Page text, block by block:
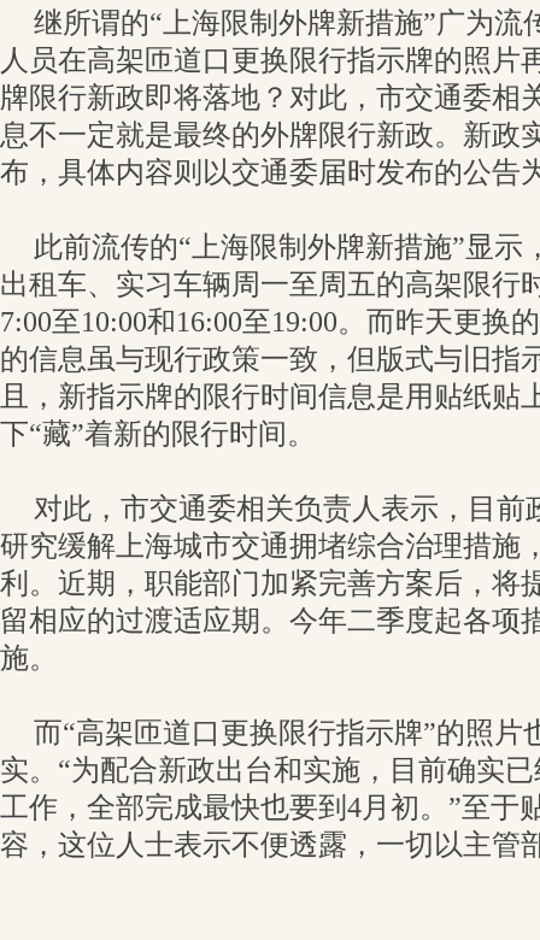
继所谓的“上海限制外牌新措施”广为流
人员在高架匝道口更换限行指示牌的照片
牌限行新政即将落地？对此，市交通委相
息不一定就是最终的外牌限行新政。新政
布，具体内容则以交通委届时发布的公告
此前流传的“上海限制外牌新措施”显示
出租车、实习车辆周一至周五的高架限行
7:00至10:00和16:00至19:00。而昨天更换
的信息虽与现行政策一致，但版式与旧指
且，新指示牌的限行时间信息是用贴纸贴
下“藏”着新的限行时间。
对此，市交通委相关负责人表示，目前
研究缓解上海城市交通拥堵综合治理措施
利。近期，职能部门加紧完善方案后，将
留相应的过渡适应期。今年二季度起各项
施。
而“高架匝道口更换限行指示牌”的照片
实。“为配合新政出台和实施，目前确实
工作，全部完成最快也要到4月初。”至于
容，这位人士表示不便透露，一切以主管